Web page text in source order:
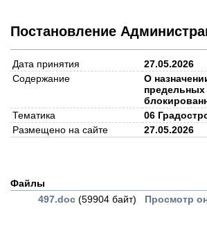
Постановление
Дата принятия
27.05.2026
Содержание
О
предельных
Тематика
06
Размещено на сайте
27.05.2026
Файлы
497.doc (59904 байт) Просмотр